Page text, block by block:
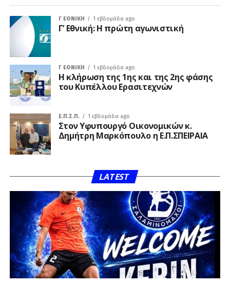
Γ ΕΘΝΙΚΉ 1 εβδομάδα ago
Γ’ Εθνική: Η πρώτη αγωνιστική
Γ ΕΘΝΙΚΉ 1 εβδομάδα ago
Η κλήρωση της 1ης και της 2ης φάσης
του Κυπέλλου Ερασιτεχνών
Ε.Π.Σ.Π. 1 εβδομάδα ago
Στον Υφυπουργό Οικονομικών κ.
Δημήτρη Μαρκόπουλο η Ε.Π.ΣΠΕΙΡΑΙΑ
LATEST